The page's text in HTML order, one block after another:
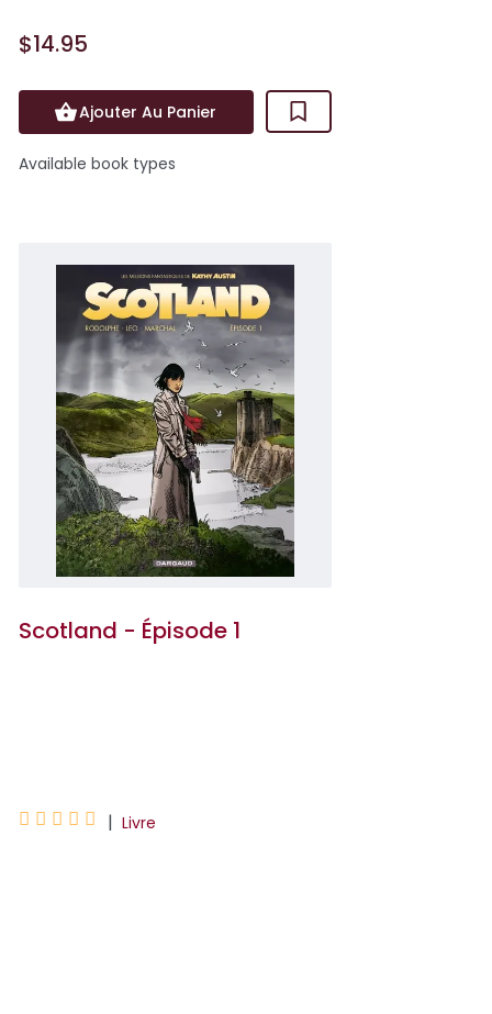
$14.95
Ajouter Au Panier
Available book types
Scotland - Épisode 1
     | Livre